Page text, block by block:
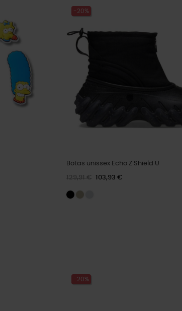
-20%
Botas unissex Echo Z Shield U
129,91 € 103,93 €
-20%